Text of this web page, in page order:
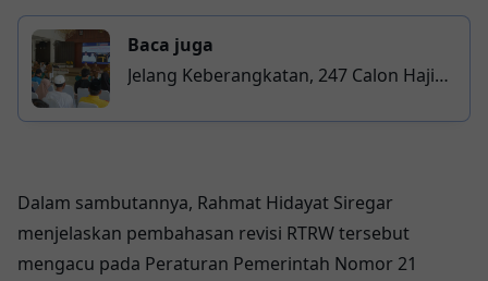
Baca juga
Jelang Keberangkatan, 247 Calon Haji
Dalam sambutannya, Rahmat Hidayat Siregar
menjelaskan pembahasan revisi RTRW tersebut
mengacu pada Peraturan Pemerintah Nomor 21